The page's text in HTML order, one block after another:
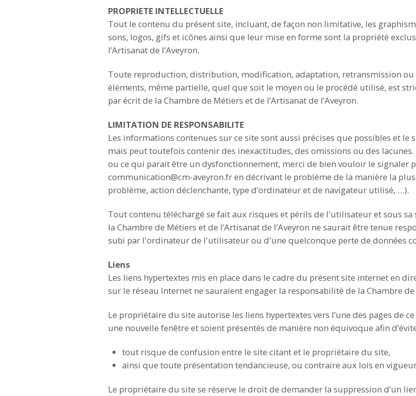
PROPRIETE INTELLECTUELLE
Tout le contenu du présent site, incluant, de façon non limitative, les
sons, logos, gifs et icônes ainsi que leur mise en forme sont la propriété
l’Artisanat de l’Aveyron.
Toute reproduction, distribution, modification, adaptation, retransmission
éléments, même partielle, quel que soit le moyen ou le procédé utilisé, est
par écrit de la Chambre de Métiers et de l’Artisanat de l’Aveyron.
LIMITATION DE RESPONSABILITE
Les informations contenues sur ce site sont aussi précises que possibles et
mais peut toutefois contenir des inexactitudes, des omissions ou des
ou ce qui parait être un dysfonctionnement, merci de bien vouloir le signaler
communication@cm-aveyron.fr en décrivant le problème de la manière la
problème, action déclenchante, type d’ordinateur et de navigateur utilisé, …).
Tout contenu téléchargé se fait aux risques et périls de l'utilisateur et sous sa
la Chambre de Métiers et de l’Artisanat de l’Aveyron ne saurait être tenue
subi par l'ordinateur de l'utilisateur ou d'une quelconque perte de données
Liens
Les liens hypertextes mis en place dans le cadre du présent site internet en
sur le réseau Internet ne sauraient engager la responsabilité de la Chambre de
Le propriétaire du site autorise les liens hypertextes vers l’une des pages de
une nouvelle fenêtre et soient présentés de manière non équivoque afin
tout risque de confusion entre le site citant et le propriétaire du site,
ainsi que toute présentation tendancieuse, ou contraire aux lois en
Le propriétaire du site se réserve le droit de demander la suppression d’un